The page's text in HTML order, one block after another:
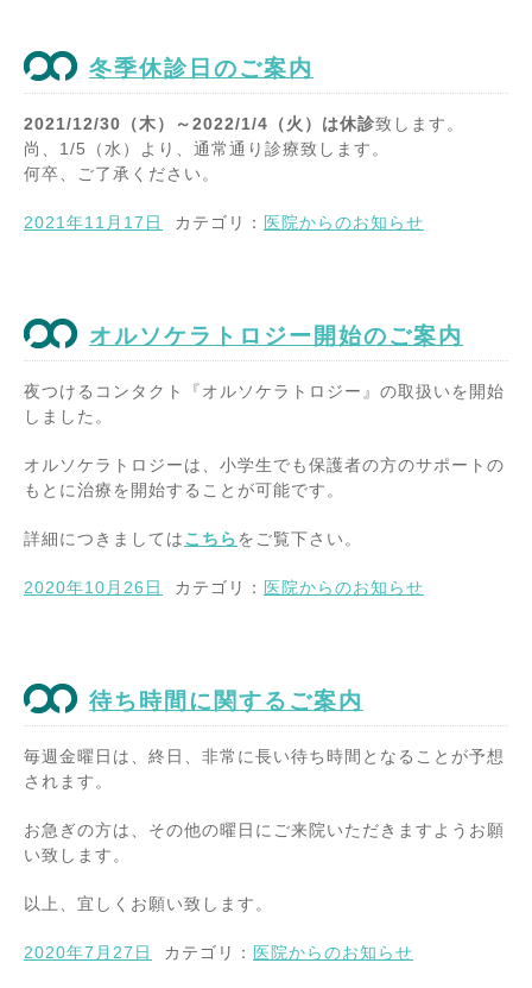
冬季休診日のご案内
2021/12/30（木）～2022/1/4（火）は休診致します。
尚、1/5（水）より、通常通り診療致します。
何卒、ご了承ください。
2021年11月17日 カテゴリ： 医院からのお知らせ
オルソケラトロジー開始のご案内
夜つけるコンタクト『オルソケラトロジー』の取扱いを開始
しました。
オルソケラトロジーは、小学生でも保護者の方のサポートの
もとに治療を開始することが可能です。
詳細につきましてはこちらをご覧下さい。
2020年10月26日 カテゴリ： 医院からのお知らせ
待ち時間に関するご案内
毎週金曜日は、終日、非常に長い待ち時間となることが予想
されます。
お急ぎの方は、その他の曜日にご来院いただきますようお願
い致します。
以上、宜しくお願い致します。
2020年7月27日 カテゴリ： 医院からのお知らせ